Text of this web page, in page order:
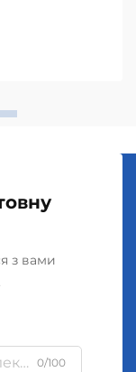
з вами
0/100